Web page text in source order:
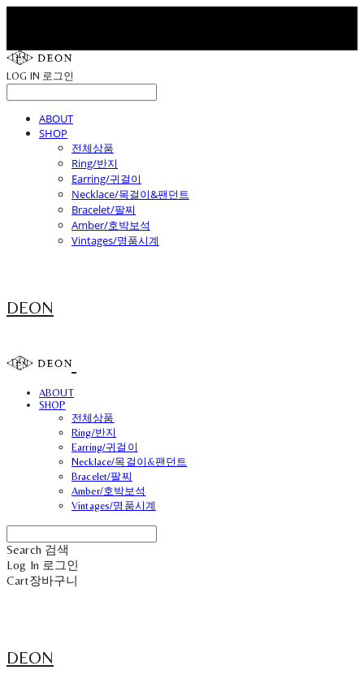
LOG IN 로그인
ABOUT
SHOP
전체상품
Ring/반지
Earring/귀걸이
Necklace/목걸이&팬던트
Bracelet/팔찌
Amber/호박보석
Vintages/명품시계
DEON
ABOUT
SHOP
전체상품
Ring/반지
Earring/귀걸이
Necklace/목걸이&팬던트
Bracelet/팔찌
Amber/호박보석
Vintages/명품시계
Search 검색
Log In 로그인
Cart장바구니
DEON